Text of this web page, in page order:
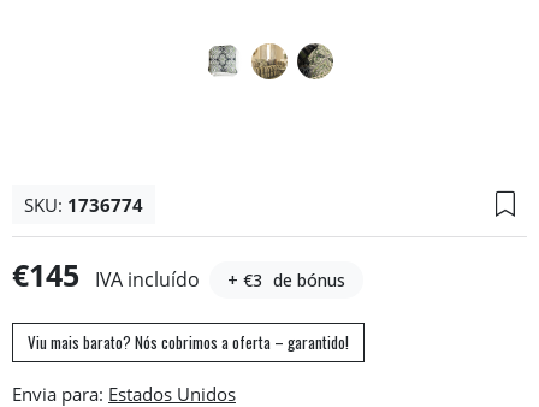
SKU: 1736774
€145 IVA incluído + €3 de bónus
Viu mais barato? Nós cobrimos a oferta – garantido!
Envia para: